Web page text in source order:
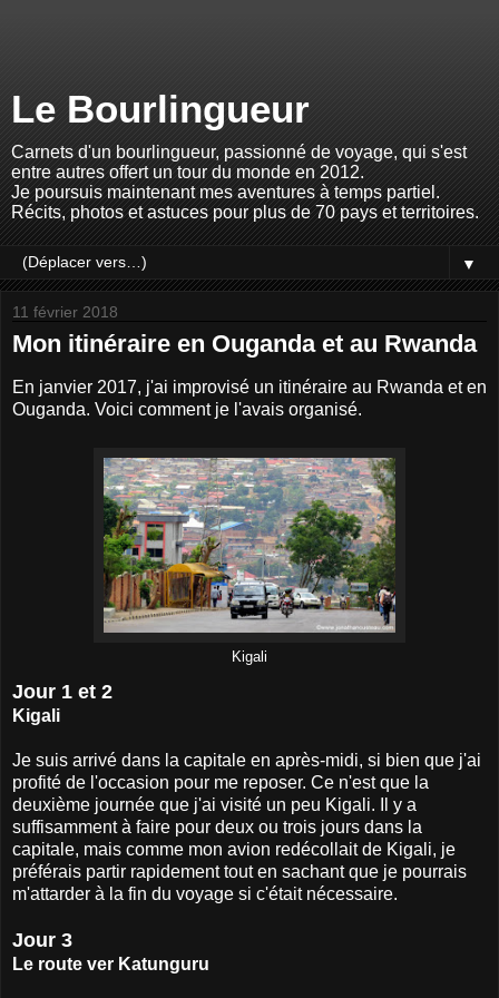
Le Bourlingueur
Carnets d'un bourlingueur, passionné de voyage, qui s'est
entre autres offert un tour du monde en 2012.
Je poursuis maintenant mes aventures à temps partiel.
Récits, photos et astuces pour plus de 70 pays et territoires.
▼
11 février 2018
Mon itinéraire en Ouganda et au Rwanda
En janvier 2017, j'ai improvisé un itinéraire au Rwanda et en
Ouganda. Voici comment je l'avais organisé.
Kigali
Jour 1 et 2
Kigali
Je suis arrivé dans la capitale en après-midi, si bien que j'ai
profité de l'occasion pour me reposer. Ce n'est que la
deuxième journée que j'ai visité un peu Kigali. Il y a
suffisamment à faire pour deux ou trois jours dans la
capitale, mais comme mon avion redécollait de Kigali, je
préférais partir rapidement tout en sachant que je pourrais
m'attarder à la fin du voyage si c'était nécessaire.
Jour 3
Le route ver Katunguru